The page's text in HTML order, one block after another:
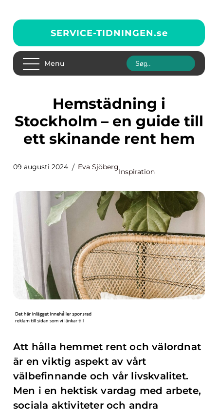
SERVICE-TIDNINGEN.se
Menu
Hemstädning i
Stockholm – en guide till
ett skinande rent hem
09 augusti 2024 Eva Sjöberg
Inspiration
Att hålla hemmet rent och välordnat
är en viktig aspekt av vårt
välbefinnande och vår livskvalitet.
Men i en hektisk vardag med arbete,
sociala aktiviteter och andra